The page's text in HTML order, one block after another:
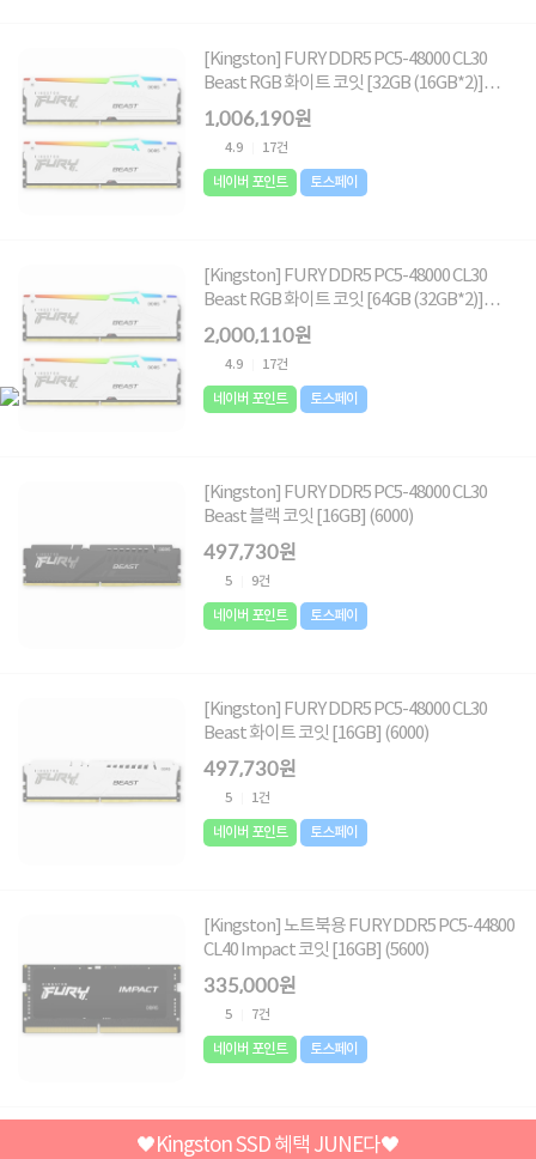
[Kingston] FURY DDR5 PC5-48000 CL30
Beast RGB 화이트 코잇 [32GB (16GB*2)]
(6000)
1,006,190원
4.9 17건
네이버 포인트 토스페이
[Kingston] FURY DDR5 PC5-48000 CL30
Beast RGB 화이트 코잇 [64GB (32GB*2)]
(6000)
2,000,110원
4.9 17건
네이버 포인트 토스페이
[Kingston] FURY DDR5 PC5-48000 CL30
Beast 블랙 코잇 [16GB] (6000)
497,730원
5 9건
네이버 포인트 토스페이
[Kingston] FURY DDR5 PC5-48000 CL30
Beast 화이트 코잇 [16GB] (6000)
497,730원
5 1건
네이버 포인트 토스페이
[Kingston] 노트북용 FURY DDR5 PC5-44800
CL40 Impact 코잇 [16GB] (5600)
335,000원
5 7건
네이버 포인트 토스페이
🖤Kingston SSD 혜택 JUNE다🖤